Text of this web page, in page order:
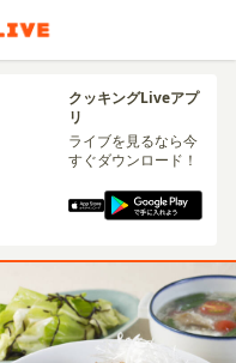
クッキングLiveアプ
リ
ライブを見るなら今
すぐダウンロード！